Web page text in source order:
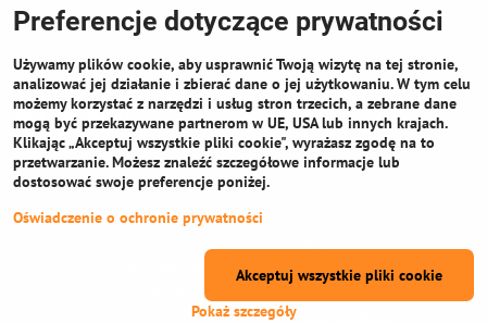
Ważne linki
Odkup cewek
Preferencje dotyczące prywatności
Oświadczenie o ochronie prywatności
Strona stworzona przy użyciu:
Preferencje dotyczące prywatności
Używamy plików cookie, aby usprawnić Twoją wizytę na tej stronie,
analizować jej działanie i zbierać dane o jej użytkowaniu. W tym celu
możemy korzystać z narzędzi i usług stron trzecich, a zebrane dane
mogą być przekazywane partnerom w UE, USA lub innych krajach.
Klikając „Akceptuj wszystkie pliki cookie", wyrażasz zgodę na to
przetwarzanie. Możesz znaleźć szczegółowe informacje lub
dostosować swoje preferencje poniżej.
Oświadczenie o ochronie prywatności
Pokaż szczegóły
Akceptuj wszystkie pliki cookie